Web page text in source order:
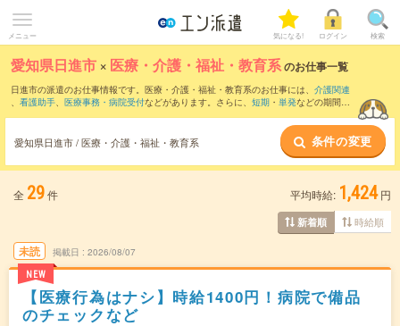
メニュー 気になる! ログイン 検索
愛知県日進市 × 医療・介護・福祉・教育系のお仕事一覧
日進市の派遣のお仕事情報です。医療・介護・福祉・教育系のお仕事には、 介護関連
、 看護助手、 医療事務・病院受付などがあります。さらに、 短期 ・ 単発などの期間
愛知県日進市 / 医療・介護・福祉・教育系 条件の変更
全 29件 平均時給: 1,424 円
新着順 時給順
未読
NEW
掲載日 2026/08/07
【医療行為はナシ】時給1400円！病院で備品
のチェックなど